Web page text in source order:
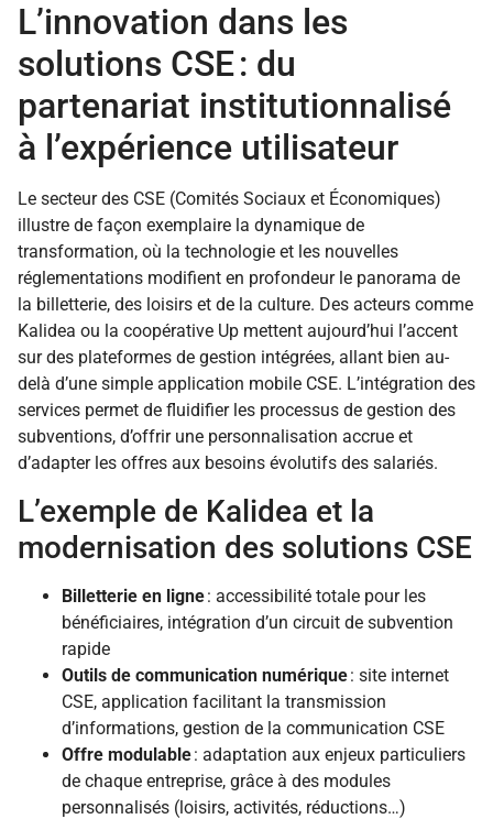
L’innovation dans les
solutions CSE : du
partenariat institutionnalisé
à l’expérience utilisateur
Le secteur des CSE (Comités Sociaux et Économiques)
illustre de façon exemplaire la dynamique de
transformation, où la technologie et les nouvelles
réglementations modifient en profondeur le panorama de
la billetterie, des loisirs et de la culture. Des acteurs comme
Kalidea ou la coopérative Up mettent aujourd’hui l’accent
sur des plateformes de gestion intégrées, allant bien au-
delà d’une simple application mobile CSE. L’intégration des
services permet de fluidifier les processus de gestion des
subventions, d’offrir une personnalisation accrue et
d’adapter les offres aux besoins évolutifs des salariés.
L’exemple de Kalidea et la
modernisation des solutions CSE
Billetterie en ligne: accessibilité totale pour les
bénéficiaires, intégration d’un circuit de subvention
rapide
Outils de communication numérique: site internet
CSE, application facilitant la transmission
d’informations, gestion de la communication CSE
Offre modulable: adaptation aux enjeux particuliers
de chaque entreprise, grâce à des modules
personnalisés (loisirs, activités, réductions…)